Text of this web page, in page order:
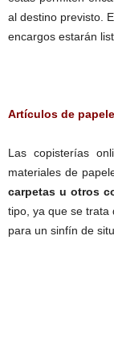
al destino previsto.
encargos estarán
Artículos de
Las copisterías
materiales de
carpetas u otros
tipo, ya que se trata
para un sinfín de